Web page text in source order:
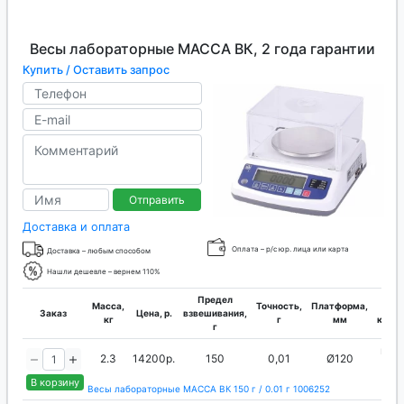
Весы лабораторные МАССА ВК, 2 года гарантии
Купить / Оставить запрос
Отправить
Доставка и оплата
Доставка – любым способом Оплата – р/с юр. лица или карта
Нашли дешевле – вернем 110%
Заказ
Масса,
кг
Цена, р.
Предел
взвешивания,
г
Точность,
г
Платформа,
мм
В корзину
2.3 14200р. 150 0,01 Ø120
Весы лабораторные МАССА ВК 150 г / 0.01 г 1006252